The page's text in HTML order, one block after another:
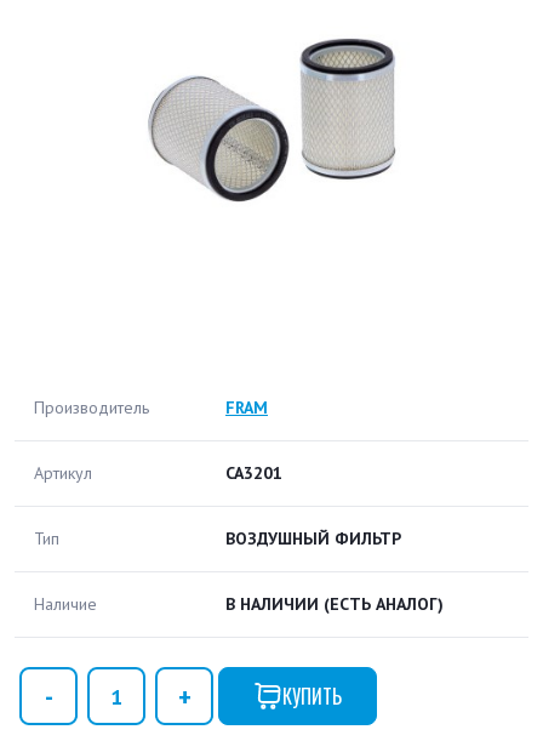
Производитель FRAM
Артикул CA3201
Тип ВОЗДУШНЫЙ ФИЛЬТР
Наличие В НАЛИЧИИ (ЕСТЬ АНАЛОГ)
КУПИТЬ